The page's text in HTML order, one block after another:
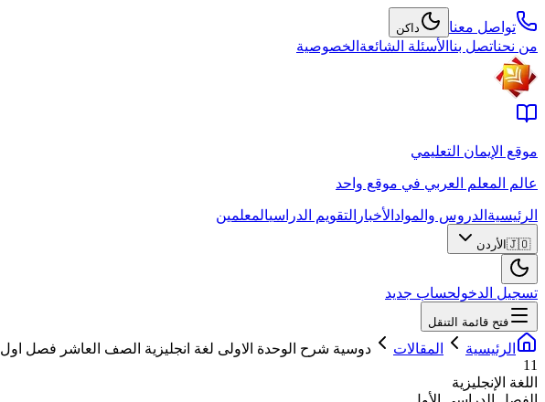
تواصل معنا داكن
من نحناتصل بنا الأسئلة الشائعة الخصوصية
موقع الإيمان التعليمي
عالم المعلم العربي في موقع واحد
الرئيسية الدروس والمواد الأخبار التقويم الدراسيالمعلمين
🇯🇴 الأردن
تسجيل الدخولحساب جديد
فتح قائمة التنقل
الرئيسية المقالات
دوسية شرح الوحدة الاولى لغة انجليزية الصف العاشر فصل اول
11
اللغة الإنجليزية